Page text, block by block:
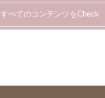
すべてのコンテンツをCheck